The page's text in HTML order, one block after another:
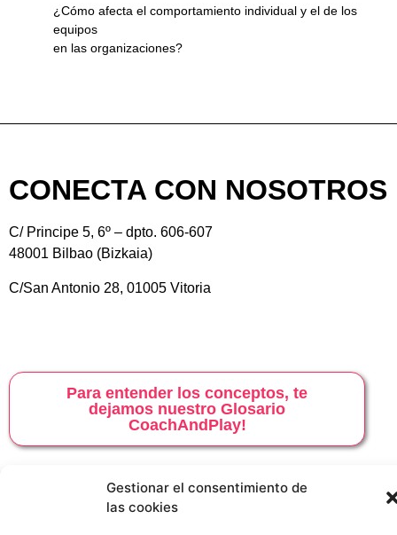
Gestionar el consentimiento de
las cookies
¿Cómo afecta el comportamiento individual y el de los
equipos
en las organizaciones?
CONECTA CON NOSOTROS
C/ Principe 5, 6º – dpto. 606-607
48001 Bilbao (Bizkaia)
C/San Antonio 28, 01005 Vitoria
Para entender los conceptos, te
dejamos nuestro Glosario
CoachAndPlay!
637 78 42 43
info@coachandplay.es